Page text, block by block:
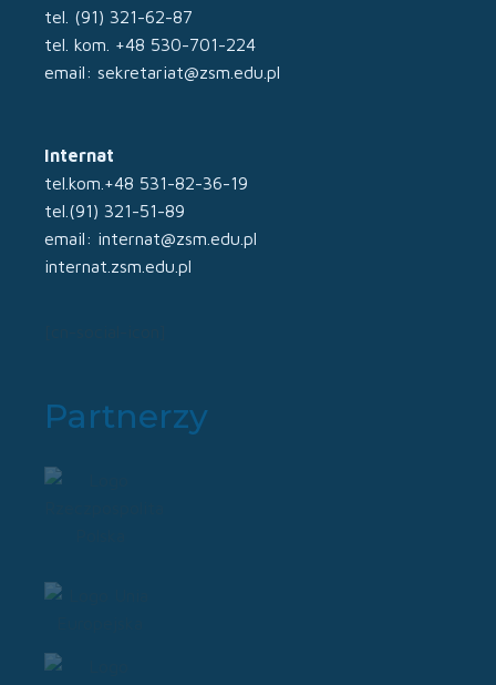
tel. (91) 321-62-87
tel. kom. +48 530-701-224
email: sekretariat@zsm.edu.pl
Internat
tel.kom.+48 531-82-36-19
tel.(91) 321-51-89
email: internat@zsm.edu.pl
internat.zsm.edu.pl
Partnerzy